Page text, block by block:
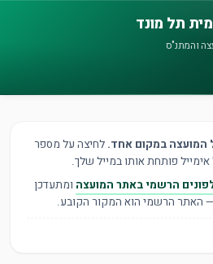
תל מונד
והמתנ"ס
המועצה במקום אחד. לחיצה על מספר
פותחת אותו במייל שלך.
הרשמי באתר המועצה ומתעדכן
האתר הרשמי הוא המקור הקובע.